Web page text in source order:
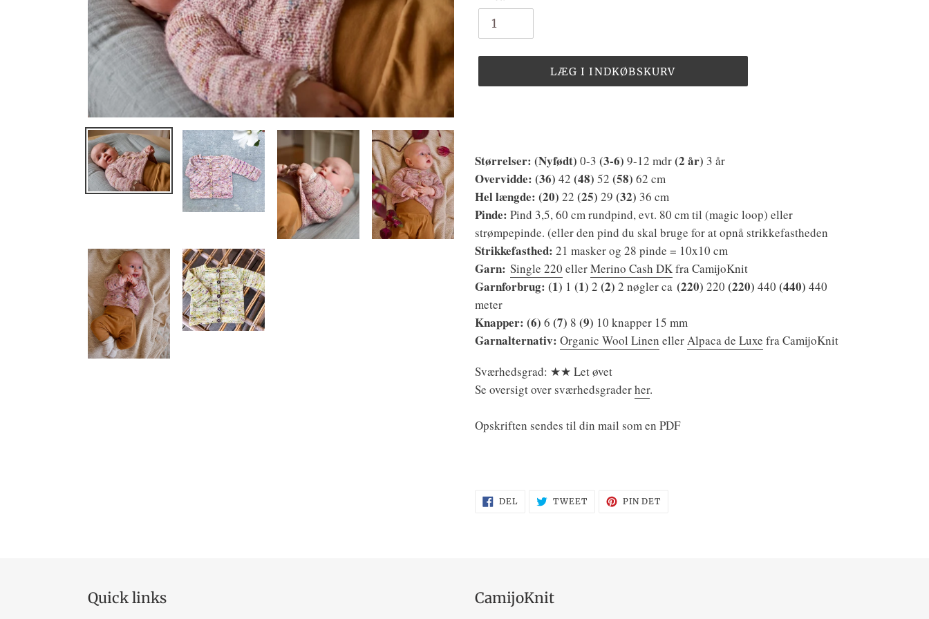
LÆG I INDKØBSKURV
din
indkøbskurv
Størrelser: (Nyfødt) 0-3 (3-6) 9-12 mdr(2 år) 3 år
Overvidde: (36) 42 (48) 52 (58) 62 cm
Hel længde: (20) 22 (25) 29 (32) 36 cm
Pinde: Pind 3,5, 60 cm rundpind, evt. 80 cm til (magic loop) eller
strømpepinde. (eller den pind du skal bruge for at opnå strikkefastheden
Strikkefasthed: 21 masker og 28 pinde = 10x10 cm
Garn: Single 220 ellerMerino Cash DKfra CamijoKnit
Garnforbrug: (1) 1 (1) 2 (2) 2 nøglerca (220) 220 (220) 440 (440) 440
meter
Knapper: (6) 6 (7) 8 (9) 10 knapper 15 mm
Garnalternativ: Organic Wool Linen ellerAlpaca de Luxe fra CamijoKnit
Sværhedsgrad: ★★ Let øvet
Se oversigt over sværhedsgraderher.
Opskriften sendes til din mail som en PDF
DEL
PÅ
TWEETTWEET PIN DET
Quick links CamijoKnit